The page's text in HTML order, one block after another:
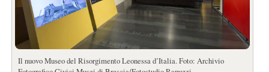
Il nuovo Museo del Risorgimento Leonessa d’Italia. Foto: Archivio